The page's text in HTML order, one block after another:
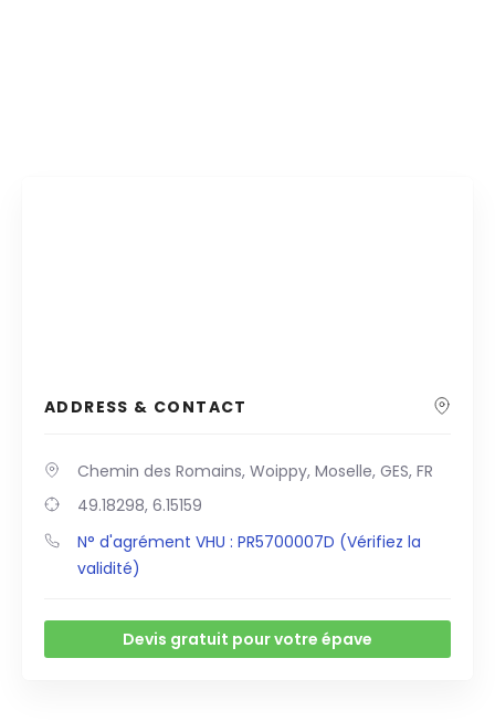
ADDRESS & CONTACT
Chemin des Romains, Woippy, Moselle, GES, FR
49.18298, 6.15159
N° d'agrément VHU : PR5700007D (Vérifiez la
validité)
Devis gratuit pour votre épave